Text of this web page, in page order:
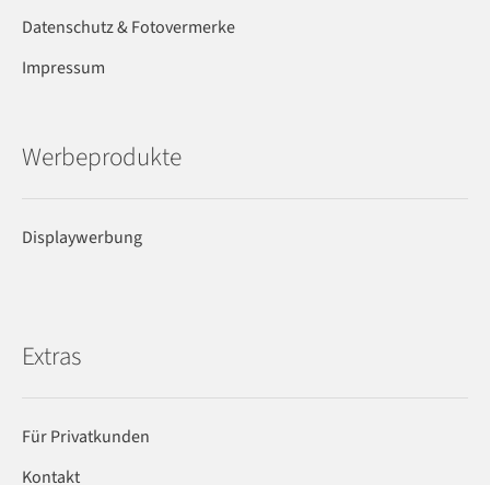
Datenschutz & Fotovermerke
Impressum
Werbeprodukte
Displaywerbung
Extras
Für Privatkunden
Kontakt